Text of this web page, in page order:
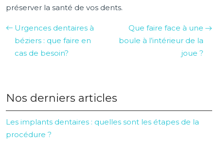
préserver la santé de vos dents.
Urgences dentaires à
béziers : que faire en
cas de besoin?
Que faire face à une
boule à l’intérieur de la
joue ?
Nos derniers articles
Les implants dentaires : quelles sont les étapes de la
procédure ?